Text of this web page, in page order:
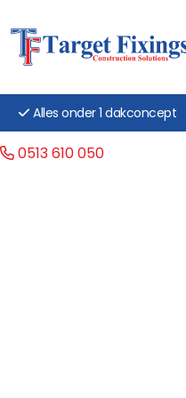
Alles onder 1 dakconcept
0513 610 050